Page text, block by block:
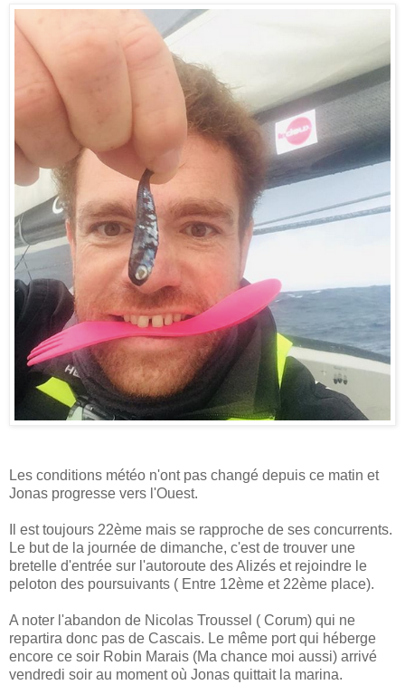
Les conditions météo n'ont pas changé depuis ce matin et
Jonas progresse vers l'Ouest.
Il est toujours 22ème mais se rapproche de ses concurrents.
Le but de la journée de dimanche, c'est de trouver une
bretelle d'entrée sur l'autoroute des Alizés et rejoindre le
peloton des poursuivants ( Entre 12ème et 22ème place).
A noter l'abandon de Nicolas Troussel ( Corum) qui ne
repartira donc pas de Cascais. Le même port qui héberge
encore ce soir Robin Marais (Ma chance moi aussi) arrivé
vendredi soir au moment où Jonas quittait la marina.